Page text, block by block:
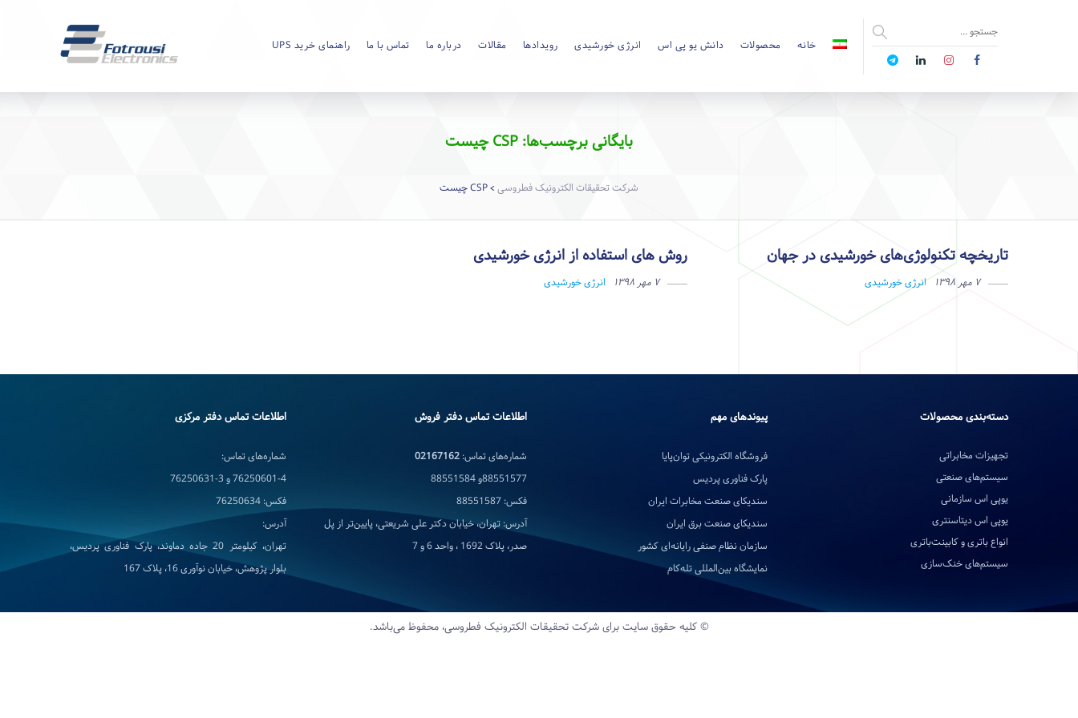
خانه محصولات دانش یو پی اس انرژی خورشیدی رویدادها مقالات درباره ما تماس با ما راهنمای خرید UPS
بایگانی برچسب‌ها: CSP چیست
شرکت تحقیقات الکترونیک فطروسی > CSP چیست
تاریخچه تکنولوژی‌های خورشیدی در جهان
۷ مهر ۱۳۹۸ انرژی خورشیدی
روش های استفاده از انرژی خورشیدی
۷ مهر ۱۳۹۸ انرژی خورشیدی
اطلاعات تماس دفتر مرکزی
شماره‌های تماس:
76250601-4 و 3-76250631
فکس: 76250634
آدرس:
تهران، کیلومتر 20 جاده دماوند، پارک فناوری پردیس،
بلوار پژوهش، خیابان نوآوری 16، پلاک 167
اطلاعات تماس دفتر فروش
شماره‌های تماس: 02167162
88551577و 88551584
فکس: 88551587
آدرس: تهران، خیابان دکتر علی شریعتی، پایین‌تر از پل
صدر، پلاک 1692 ، واحد 6 و 7
پیوندهای مهم
فروشگاه الکترونیکی توان‌پایا
پارک فناوری پردیس
سندیکای صنعت مخابرات ایران
سندیکای صنعت برق ایران
سازمان نظام صنفی رایانه‌ای کشور
نمایشگاه بین‌المللی تله‌کام
دسته‌بندی محصولات
تجهیزات مخابراتی
سیستم‌های صنعتی
یوپی اس سازمانی
یوپی اس دیتاسنتری
انواع باتری و کابینت‌باتری
سیستم‌های خنک‌سازی
© کلیه حقوق سایت برای شرکت تحقیقات‌ الکترونیک‌ فطروسی، محفوظ می‌باشد.